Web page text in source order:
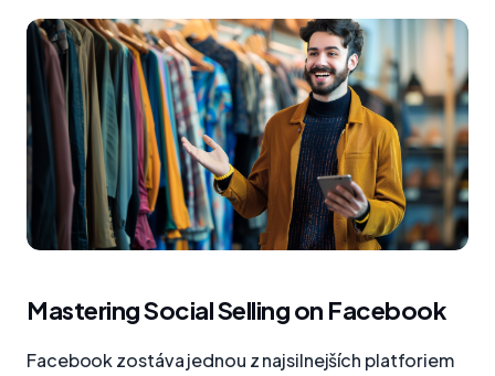
Mastering Social Selling on Facebook
Facebook zostáva jednou z najsilnejších platforiem